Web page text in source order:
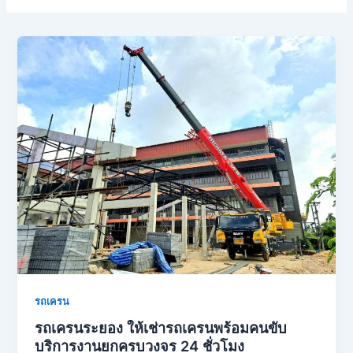
รถเครน
รถเครนระยอง ให้เช่ารถเครนพร้อมคนขับ
บริการงานยกครบวงจร 24 ชั่วโมง